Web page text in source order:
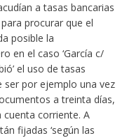
a tasas bancarias
procurar que el
posible la
en el caso ‘García c/
el uso de tasas
ser por ejemplo una vez
a treinta días,
corriente. A
fijadas ‘según las